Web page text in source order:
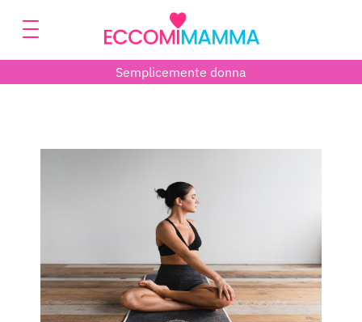
Semplicemente donna